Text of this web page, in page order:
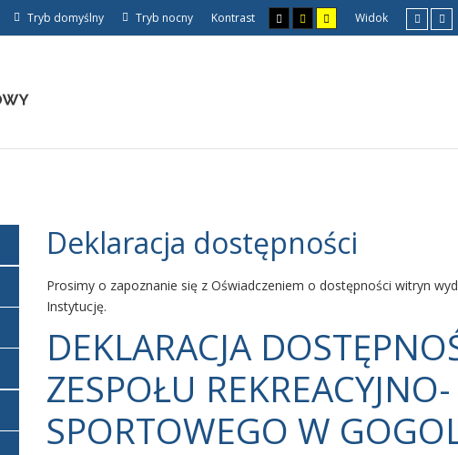
Tryb domyślny Tryb nocny Kontrast Widok
Deklaracja dostępności
Prosimy o zapoznanie się z Oświadczeniem o dostępności witryn
Instytucję.
DEKLARACJA
ZESPOŁU REKREACYJNO-
SPORTOWEGO W